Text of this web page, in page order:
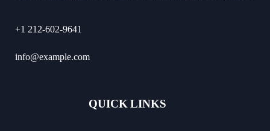
+1 212-602-9641
info@example.com
QUICK LINKS